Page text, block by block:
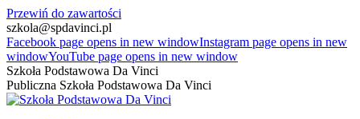
Przewiń do zawartości
szkola@spdavinci.pl
Facebook page opens in new windowInstagram page opens in new
windowYouTube page opens in new window
Szkoła Podstawowa Da Vinci
Publiczna Szkoła Podstawowa Da Vinci